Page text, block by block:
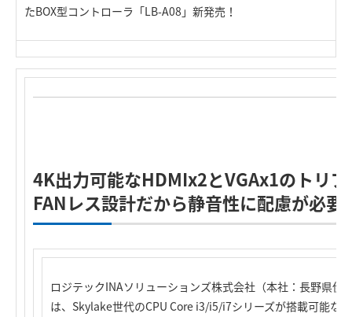
たBOX型コントローラ「LB-A08」新発売！
4K出力可能なHDMIx2とVGAx1のトリ
FANレス設計だから静音性に配慮が必要
ロジテックINAソリューションズ株式会社（本社：長野県伊
は、Skylake世代のCPU Core i3/i5/i7シリーズが搭載可能な